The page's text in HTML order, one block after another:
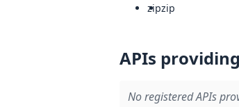
zipzip
APIs
No registered APIs